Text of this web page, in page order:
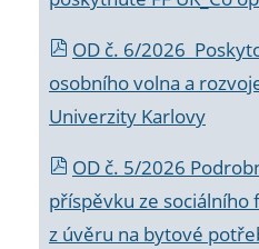
OD č. 6/2026
osobního volna a
Univerzity Karlovy
OD č. 5/2026
příspěvku ze sociálního
z úvěru na bytové